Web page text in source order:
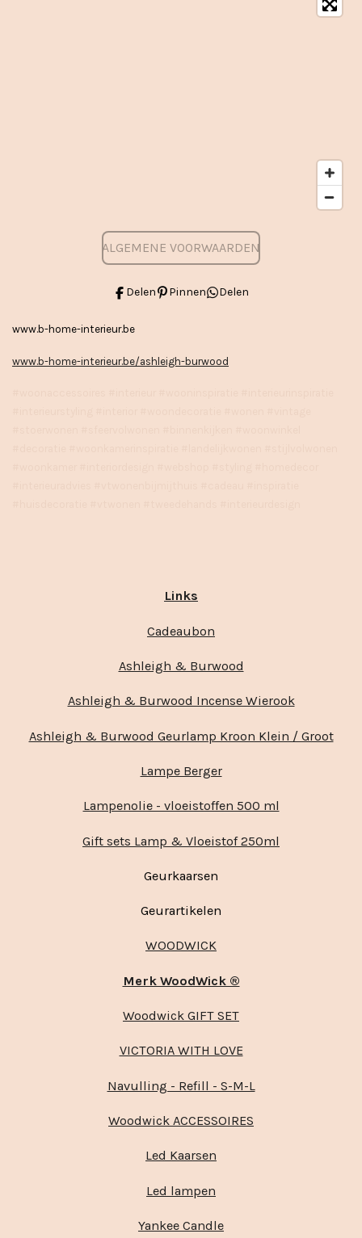
ALGEMENE VOORWAARDEN
Delen Pinnen Delen
www.b-home-interieur.be
www.b-home-interieur.be/ashleigh-burwood
Links
Cadeaubon
Ashleigh & Burwood
Ashleigh & Burwood Incense Wierook
Ashleigh & Burwood Geurlamp Kroon Klein / Groot
Lampe Berger
Lampenolie - vloeistoffen 500 ml
Gift sets Lamp & Vloeistof 250ml
Geurkaarsen
Geurartikelen
WOODWICK
Merk WoodWick ®
Woodwick GIFT SET
VICTORIA WITH LOVE
Navulling - Refill - S-M-L
Woodwick ACCESSOIRES
Led Kaarsen
Led lampen
Yankee Candle